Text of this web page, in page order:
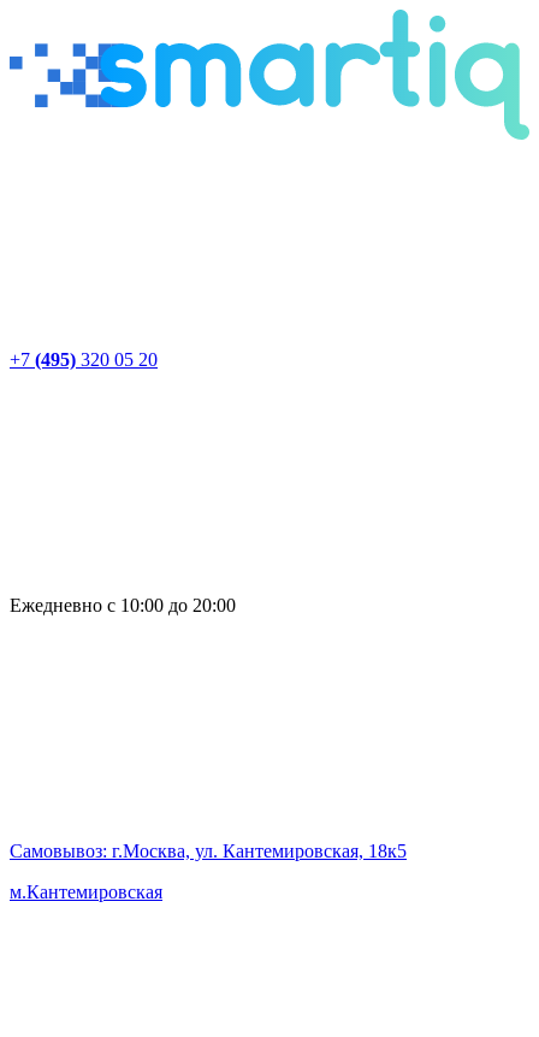
+7 (495) 320 05 20
Ежедневно с 10:00 до 20:00
Самовывоз: г.Москва, ул. Кантемировская, 18к5
м.Кантемировская